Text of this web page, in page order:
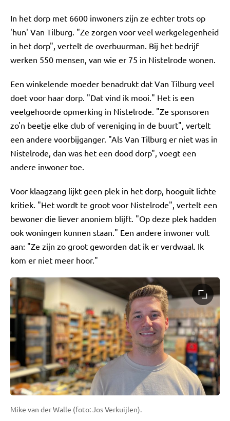
In het dorp met 6600 inwoners zijn ze echter trots op
'hun' Van Tilburg. "Ze zorgen voor veel werkgelegenheid
in het dorp", vertelt de overbuurman. Bij het bedrijf
werken 550 mensen, van wie er 75 in Nistelrode wonen.
Een winkelende moeder benadrukt dat Van Tilburg veel
doet voor haar dorp. "Dat vind ik mooi." Het is een
veelgehoorde opmerking in Nistelrode. "Ze sponsoren
zo'n beetje elke club of vereniging in de buurt", vertelt
een andere voorbijganger. "Als Van Tilburg er niet was in
Nistelrode, dan was het een dood dorp", voegt een
andere inwoner toe.
Voor klaagzang lijkt geen plek in het dorp, hooguit lichte
kritiek. "Het wordt te groot voor Nistelrode", vertelt een
bewoner die liever anoniem blijft. "Op deze plek hadden
ook woningen kunnen staan." Een andere inwoner vult
aan: "Ze zijn zo groot geworden dat ik er verdwaal. Ik
kom er niet meer hoor."
Mike van der Walle (foto: Jos Verkuijlen).